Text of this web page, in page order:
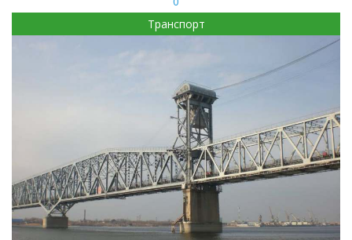
Транспорт